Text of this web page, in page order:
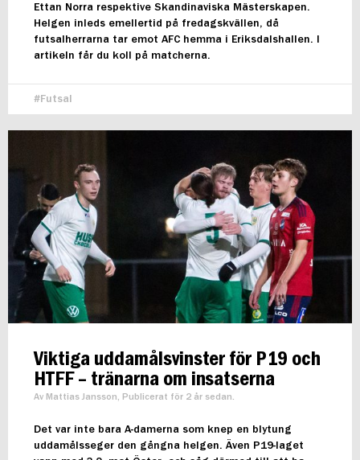
Ettan Norra respektive Skandinaviska Mästerskapen.
Helgen inleds emellertid på fredagskvällen, då
futsalherrarna tar emot AFC hemma i Eriksdalshallen. I
artikeln får du koll på matcherna.
Futsal
Viktiga uddamålsvinster för P19 och
HTFF – tränarna om insatserna
Av Mattias Jansson, Publicerat för 2 år sedan.
Det var inte bara A-damerna som knep en blytung
uddamålsseger den gångna helgen. Även P19-laget